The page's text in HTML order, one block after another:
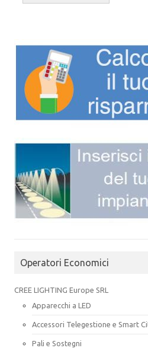
Operatori Economici
CREE LIGHTING Europe SRL
Apparecchi a LED
Accessori Telegestione e Smart
Pali e Sostegni